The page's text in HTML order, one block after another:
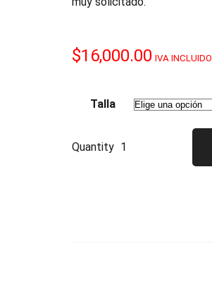
$16,000.00 IVA INCLUIDO
Talla
Quantity